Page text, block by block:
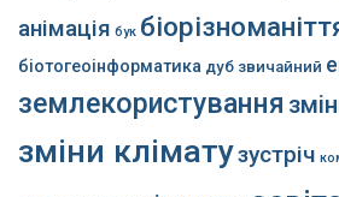
анімація бук
біотогеоінформатика дуб звичайний
землекористування
зміни кліматузустріч